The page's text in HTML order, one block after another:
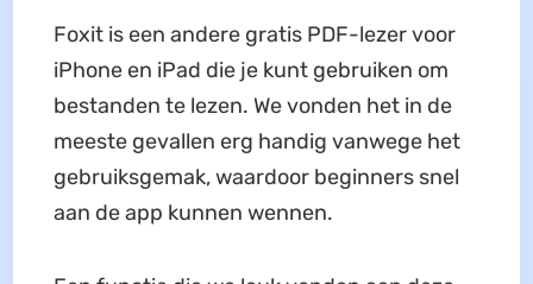
Foxit is een andere gratis PDF-lezer voor
iPhone en iPad die je kunt gebruiken om
bestanden te lezen. We vonden het in de
meeste gevallen erg handig vanwege het
gebruiksgemak, waardoor beginners snel
aan de app kunnen wennen.